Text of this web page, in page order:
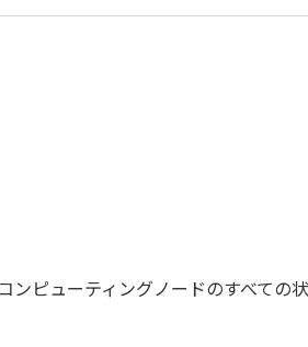
ピューティングノードのすべての